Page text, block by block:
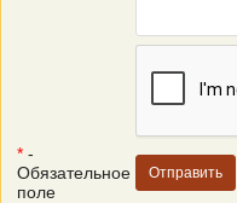
* -
Обязательное
поле